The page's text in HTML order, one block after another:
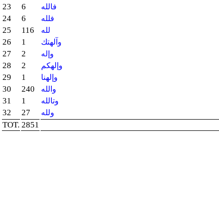
23 6 فالله
24 6 فلله
25 116 لله
26 1 وآلهتك
27 2 وإله
28 2 وإلهكم
29 1 وإلهنا
30 240 والله
31 1 وتالله
32 27 ولله
TOT. 2851